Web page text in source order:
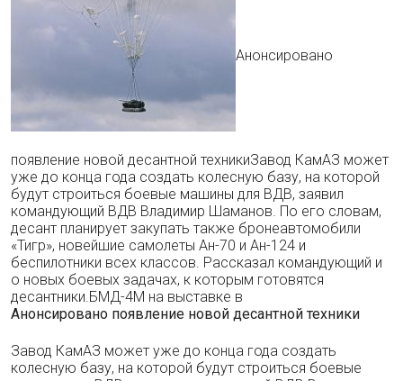
Анонсировано
появление новой десантной техникиЗавод КамАЗ может
уже до конца года создать колесную базу, на которой
будут строиться боевые машины для ВДВ, заявил
командующий ВДВ Владимир Шаманов. По его словам,
десант планирует закупать также бронеавтомобили
«Тигр», новейшие самолеты Ан-70 и Ан-124 и
беспилотники всех классов. Рассказал командующий и
о новых боевых задачах, к которым готовятся
десантники.БМД-4М на выставке в
Анонсировано появление новой десантной техники
Завод КамАЗ может уже до конца года создать
колесную базу, на которой будут строиться боевые